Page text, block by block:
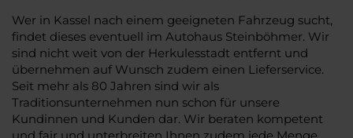
Wer in Kassel nach einem geeigneten Fahrzeug sucht,
findet dieses eventuell im Autohaus Steinböhmer. Wir
sind nicht weit von der Herkulesstadt entfernt und
übernehmen auf Wunsch zudem einen Lieferservice.
Seit mehr als 80 Jahren sind wir als
Traditionsunternehmen nun schon für unsere
Kundinnen und Kunden dar. Wir beraten kompetent
und fair und unterbreiten Ihnen zudem jede Menge